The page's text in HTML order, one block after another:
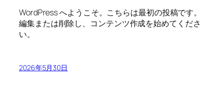
WordPress へようこそ。こちらは最初の投稿です。
編集または削除し、コンテンツ作成を始めてくださ
い。
2026年5月30日